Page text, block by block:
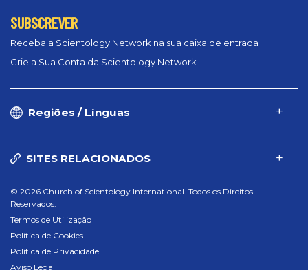
SUBSCREVER
Receba a Scientology Network na sua caixa de entrada
Crie a Sua Conta da Scientology Network
Regiões / Línguas
SITES RELACIONADOS
© 2026 Church of Scientology International. Todos os Direitos
Reservados.
Termos de Utilização
Política de Cookies
Política de Privacidade
Aviso Legal